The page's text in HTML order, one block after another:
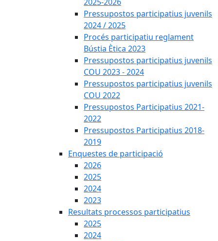
Pressupostos participatius juvenils
2024 / 2025
Procés participatiu reglament
Bústia Ètica 2023
Pressupostos participatius juvenils
COU 2023 - 2024
Pressupostos participatius juvenils
COU 2022
Pressupostos Participatius 2021-
2022
Pressupostos Participatius 2018-
2019
Enquestes de participació
2026
2025
2024
2023
Resultats processos participatius
2025
2024